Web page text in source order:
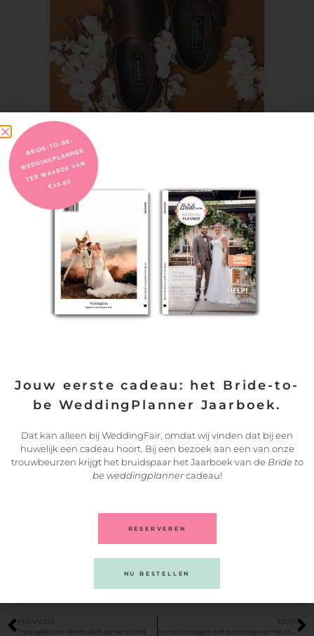
houden met jouw persoonlijke stijl, lichaamstype en
voorkeuren. Het wordt altijd aanbevolen om verschillende
perfecte trouwpak opmaat te vinden
PREVIOUS
Trouwpak voor een bruiloft op het strand
NEXT
Jouw eerste cadeau: het Bride-to-
be WeddingPlanner Jaarboek.
Dat kan alleen bij WeddingFair, omdat wij vinden dat bij een
huwelijk een cadeau hoort. Bij een bezoek aan een van onze
trouwbeurzen krijgt het bruidspaar het Jaarboek van de Bride to
be weddingplannercadeau!
RESERVEREN
NU BESTELLEN